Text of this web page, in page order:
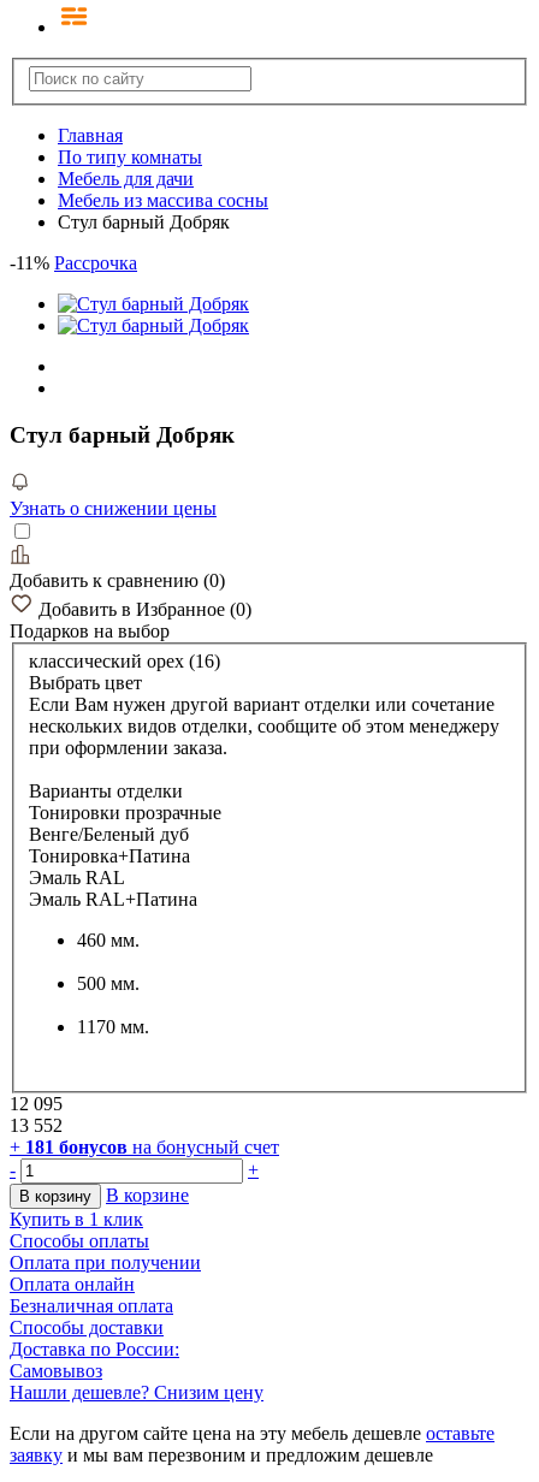
Главная
По типу комнаты
Мебель для дачи
Мебель из массива сосны
Стул барный Добряк
-11% Рассрочка
Стул барный Добряк
Узнать о снижении цены
Добавить к сравнению (0)
Добавить в Избранное (0)
Подарков на выбор
классический орех (16)
Выбрать цвет
Если Вам нужен другой вариант отделки или сочетание
нескольких видов отделки, сообщите об этом менеджеру
при оформлении заказа.
Варианты отделки
Тонировки прозрачные
Венге/Беленый дуб
Тонировка+Патина
Эмаль RAL
Эмаль RAL+Патина
460 мм.
500 мм.
1170 мм.
12 095
13 552
+ 181 бонусов на бонусный счет
-
+
В корзину
В корзине
Купить в 1 клик
Способы оплаты
Оплата при получении
Оплата онлайн
Безналичная оплата
Способы доставки
Доставка по России:
Самовывоз
Нашли дешевле? Снизим цену
Если на другом сайте цена на эту мебель дешевле оставьте
заявку и мы вам перезвоним и предложим дешевле